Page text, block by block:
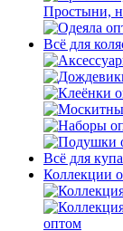
Простыни,
Всё для
Всё для
Коллекции
оптом